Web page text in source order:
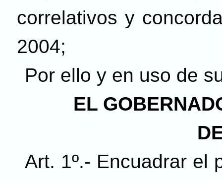
correlativos y
2004;
Por ello y en uso de
EL
Art. 1º.- Encuadrar el